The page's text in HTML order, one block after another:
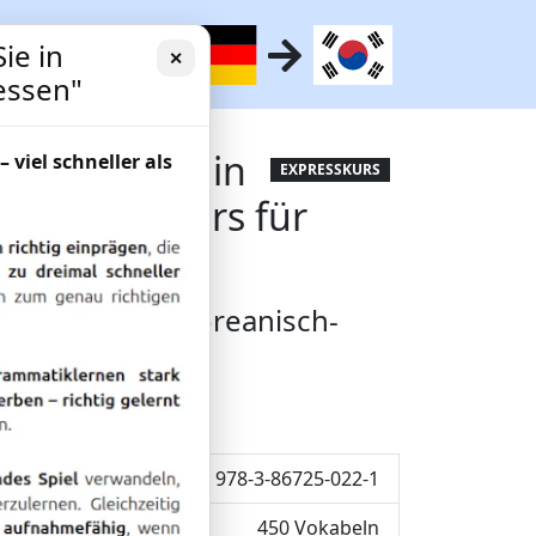
EXPRESSKURS
was Sie in
für
Koreanisch-
ISBN: 978-3-86725-022-1
450 Vokabeln
in
✕
viel schneller als